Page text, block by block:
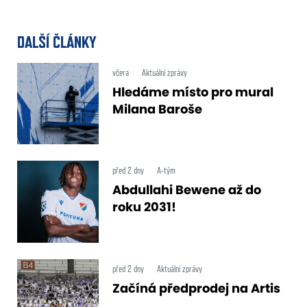
DALŠÍ ČLÁNKY
včera Aktuální zprávy
Hledáme místo pro mural
Milana Baroše
před 2 dny A-tým
Abdullahi Bewene až do
roku 2031!
před 2 dny Aktuální zprávy
Začíná předprodej na Artis